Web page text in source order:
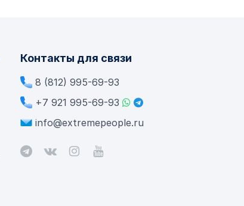
Контакты для связи
8 (812) 995-69-93
+7 921 995-69-93
info@extremepeople.ru